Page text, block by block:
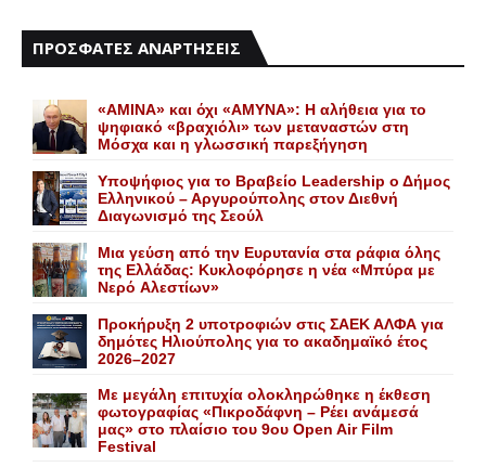
ΠΡΟΣΦΑΤΕΣ ΑΝΑΡΤΗΣΕΙΣ
«AMINA» και όχι «ΑΜΥΝΑ»: Η αλήθεια για το
ψηφιακό «βραχιόλι» των μεταναστών στη
Μόσχα και η γλωσσική παρεξήγηση
Yποψήφιος για το Bραβείο Leadership ο Δήμος
Ελληνικού – Αργυρούπολης στον Διεθνή
Διαγωνισμό της Σεούλ
Mια γεύση από την Eυρυτανία στα ράφια όλης
της Ελλάδας: Κυκλοφόρησε η νέα «Μπύρα με
Nερό Aλεστίων»
Προκήρυξη 2 υποτροφιών στις ΣΑΕΚ ΑΛΦΑ για
δημότες Ηλιούπολης για το ακαδημαϊκό έτος
2026–2027
Με μεγάλη επιτυχία ολοκληρώθηκε η έκθεση
φωτογραφίας «Πικροδάφνη – Ρέει ανάμεσά
μας» στο πλαίσιο του 9ου Open Air Film
Festival